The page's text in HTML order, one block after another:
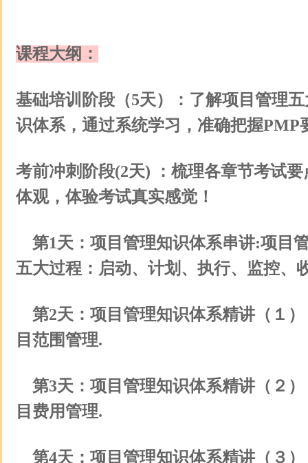
课程大纲：
基础培训阶段（5天）：了解项目管理
识体系，通过系统学习，准确把握PMP
考前冲刺阶段(2天) ：梳理各章节考试
体观，体验考试真实感觉！
第1天：项目管理知识体系串讲:项目
五大过程：启动、计划、执行、监控、
第2天：项目管理知识体系精讲（１
目范围管理.
第3天：项目管理知识体系精讲（２
目费用管理.
第4天：项目管理知识体系精讲（３